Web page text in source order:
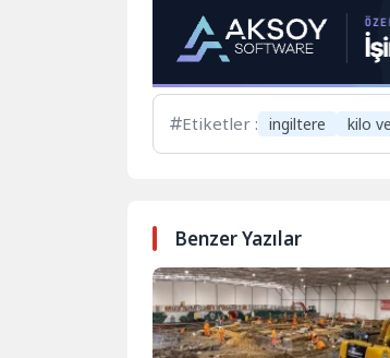
Etiketler : ingiltere kilo
Benzer Yazılar